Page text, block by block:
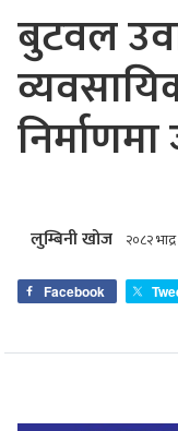
बुटवल
लुम्बिनी खोज २०८२
Facebook